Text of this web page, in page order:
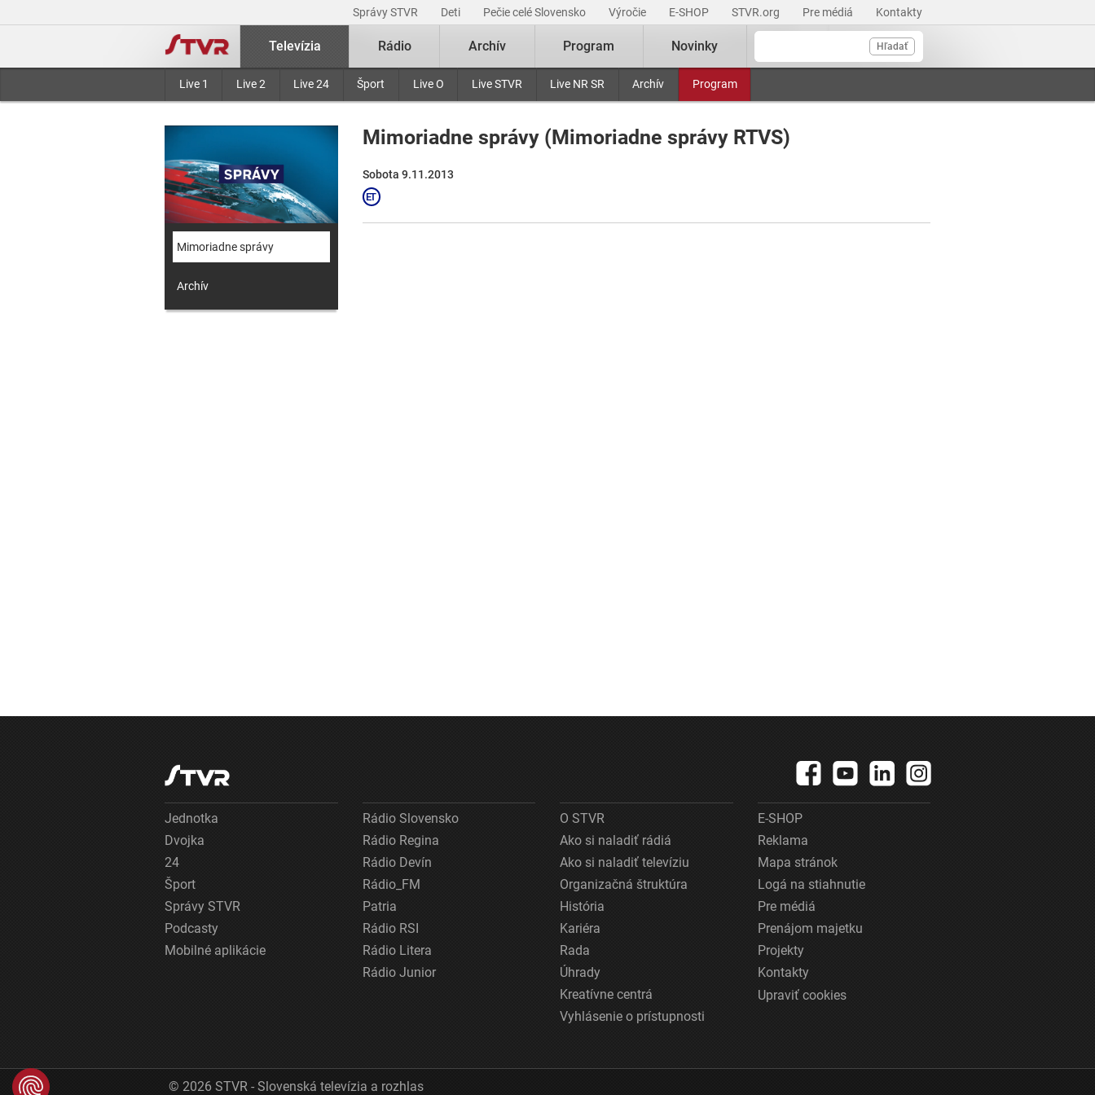
Správy STVR Deti Pečie celé Slovensko Výročie E-SHOP STVR.org Pre médiá Kontakty
Hľadať
Televízia
Live 1 Live 2 Live 24 Šport Live O Live STVR Live NR SR Archív Program
Rádio Archív Program Novinky
Mimoriadne správy
Archív
Mimoriadne správy (Mimoriadne správy RTVS)
Sobota 9.11.2013
Jednotka
Dvojka
24
Šport
Správy STVR
Podcasty
Mobilné aplikácie
Rádio Slovensko
Rádio Regina
Rádio Devín
Rádio_FM
Patria
Rádio RSI
Rádio Litera
Rádio Junior
O STVR
Ako si naladiť rádiá
Ako si naladiť televíziu
Organizačná štruktúra
História
Kariéra
Rada
Úhrady
Kreatívne centrá
Vyhlásenie o prístupnosti
E-SHOP
Reklama
Mapa stránok
Logá na stiahnutie
Pre médiá
Prenájom majetku
Projekty
Kontakty
Upraviť cookies
© 2026 STVR - Slovenská televízia a rozhlas